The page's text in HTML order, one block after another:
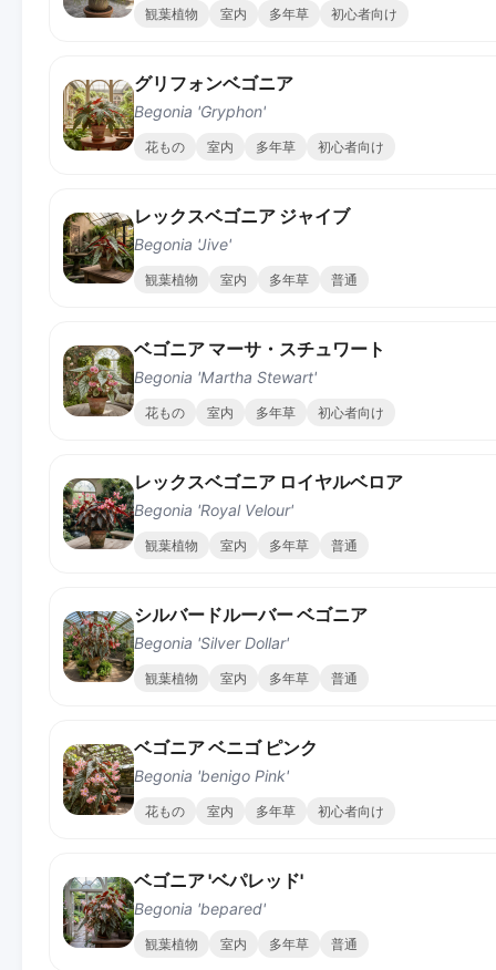
観葉植物 室内 多年草 初心者向け
グリフォンベゴニア
Begonia 'Gryphon'
花もの 室内 多年草 初心者向け
レックスベゴニア ジャイブ
Begonia 'Jive'
観葉植物 室内 多年草 普通
ベゴニア マーサ・スチュワート
Begonia 'Martha Stewart'
花もの 室内 多年草 初心者向け
レックスベゴニア ロイヤルベロア
Begonia 'Royal Velour'
観葉植物 室内 多年草 普通
シルバードルーバー ベゴニア
Begonia 'Silver Dollar'
観葉植物 室内 多年草 普通
ベゴニア ベニゴ ピンク
Begonia 'benigo Pink'
花もの 室内 多年草 初心者向け
ベゴニア 'ベパレッド'
Begonia 'bepared'
観葉植物 室内 多年草 普通